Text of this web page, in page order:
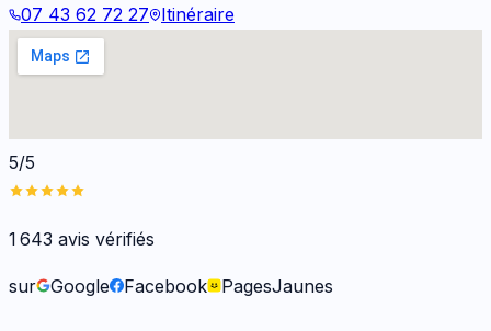
07 43 62 72 27 Itinéraire
5/5
1 643 avis vérifiés
sur Google Facebook PagesJaunes